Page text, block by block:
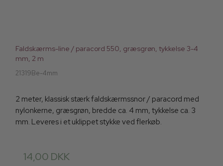
Faldskærms-line / paracord 550, græsgrøn, tykkelse 3-4
mm, 2 m
21319Be-4mm
2 meter, klassisk stærk faldskærmssnor / paracord med
nylonkerne, græsgrøn, bredde ca. 4 mm, tykkelse ca. 3
mm. Leveres i et uklippet stykke ved flerkøb.
14,00 DKK